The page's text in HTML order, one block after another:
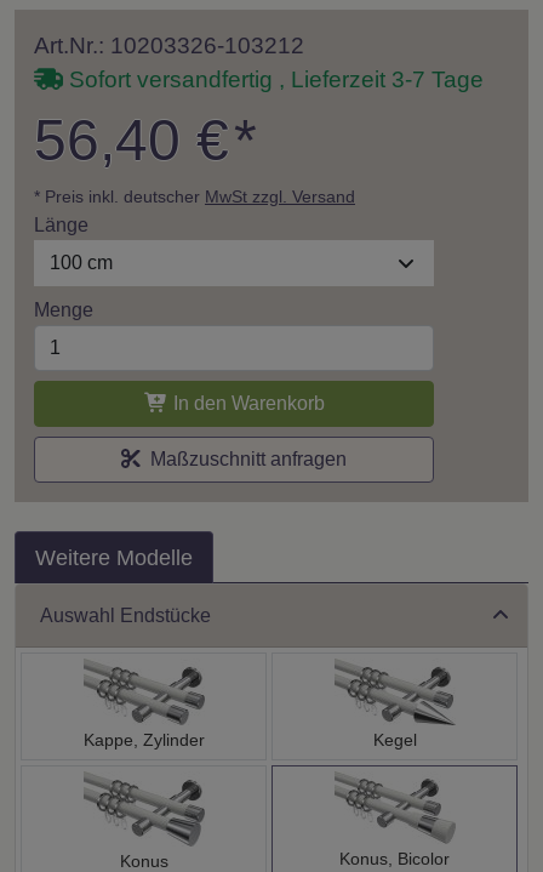
Art.Nr.: 10203326-103212
Sofort versandfertig , Lieferzeit 3-7 Tage
56,40 €*
* Preis inkl. deutscher MwSt zzgl. Versand
Länge
100 cm
Menge
In den Warenkorb
Maßzuschnitt anfragen
Weitere Modelle
Auswahl Endstücke
Kappe, Zylinder Kegel
Konus Konus, Bicolor